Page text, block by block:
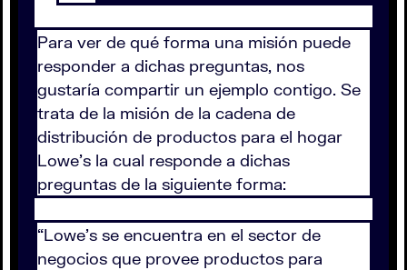
Para ver de qué forma una misión puede
responder a dichas preguntas, nos
gustaría compartir un ejemplo contigo. Se
trata de la misión de la cadena de
distribución de productos para el hogar
Lowe’s la cual responde a dichas
preguntas de la siguiente forma:
“Lowe’s se encuentra en el sector de
negocios que provee productos para